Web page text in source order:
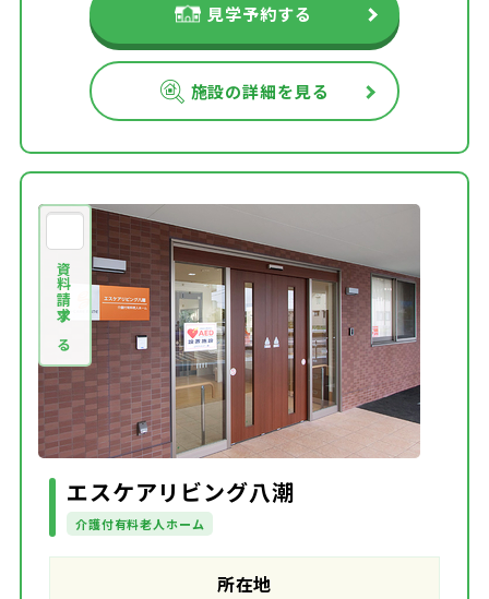
見学予約する
施設の詳細を見る
資料請求する
エスケアリビング八潮
介護付有料老人ホーム
所在地